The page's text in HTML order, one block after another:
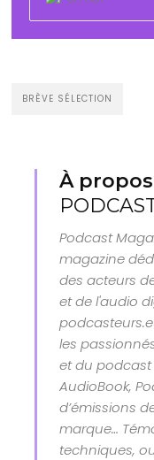
BRÈVE SÉLECTION
À
Podcast
magazine
des acteurs
et de l'audio
les
et du podcast
AudioBook,
d’émissions
marque…
techniques,